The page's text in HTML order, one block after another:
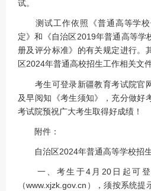
试。
测试工作依照《普通高等学校
定》和《自治区2019年普通高等学
册及评分标准》的有关规定进行。
区2024年普通高校招生工作相关文件
考生可登录新疆教育考试院官
及早阅知《考生须知》，充分做好
考试院预祝广大考生取得好成绩！
附件：
自治区2024年普通高等学校招生
一、考生于4月20日起可登
（www.xjzk.gov.cn），须按系统